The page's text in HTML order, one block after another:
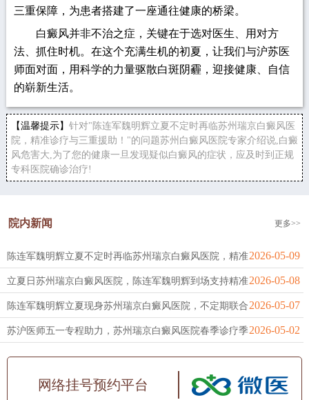
三重保障，为患者搭建了一座通往健康的桥梁。
白癜风并非不治之症，关键在于选对医生、用对方
法、抓住时机。在这个充满生机的初夏，让我们与沪苏医
师面对面，用科学的力量驱散白斑阴霾，迎接健康、自信
的崭新生活。
【温馨提示】 针对"陈连军魏明辉立夏不定时再临苏州瑞京白癜风医
院，精准诊疗与三重援助！"的问题苏州白癜风医院专家介绍说,白癜
风危害大,为了您的健康一旦发现疑似白癜风的症状，应及时到正规
专科医院确诊治疗!
院内新闻 更多>>
陈连军魏明辉立夏不定时再临苏州瑞京白癜风医院，精准2026-05-09
立夏日苏州瑞京白癜风医院，陈连军魏明辉到场支持精准2026-05-08
陈连军魏明辉立夏现身苏州瑞京白癜风医院，不定期联合 2026-05-07
苏沪医师五一专程助力，苏州瑞京白癜风医院春季诊疗季2026-05-02
网络挂号预约平台